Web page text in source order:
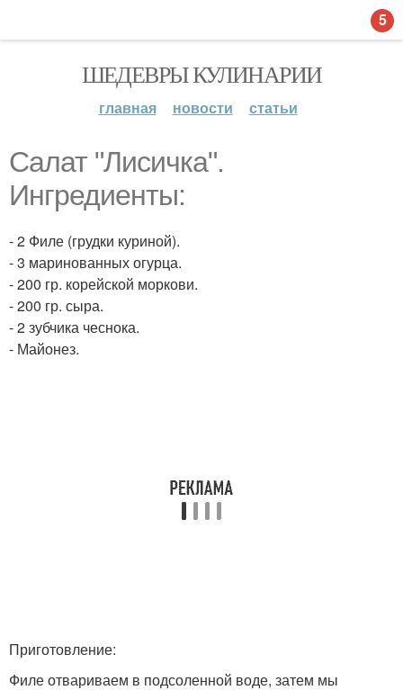
ШЕДЕВРЫ КУЛИНАРИИ
главная новости статьи
Салат "Лисичка".
Ингредиенты:
- 2 Филе (грудки куриной).
- 3 маринованных огурца.
- 200 гр. корейской моркови.
- 200 гр. сыра.
- 2 зубчика чеснока.
- Майонез.
Приготовление:
Филе отвариваем в подсоленной воде, затем мы
5